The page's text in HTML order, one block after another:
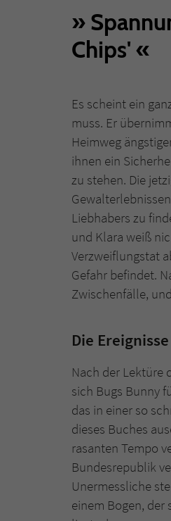
Chips'
Es scheint ein
muss. Er
Heimweg
ihnen ein
zu stehen. Die
Liebhabers zu
und Klara weiß
Verzweiflungstat
Gefahr befindet.
Zwischenfälle,
Die
Nach der Lektüre
sich Bugs Bunny
das in einer so
dieses Buches
rasanten Tempo
Bundesrepublik
Unermessliche
einem Bogen,